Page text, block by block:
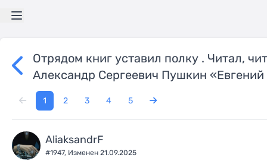
Отрядом книг уставил полку . Читал,
Александр Сергеевич Пушкин
1 2 3 4 5
AliaksandrF
#1947, Изменен 21.09.2025